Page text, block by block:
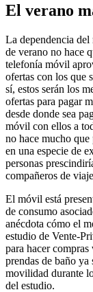
El verano
La dependencia
de verano no hace
telefonía móvil
ofertas con los que
sí, estos serán los
ofertas para pagar
desde donde sea
móvil con ellos a
no hace mucho
en una especie de
personas
compañeros de
El móvil está
de consumo
anécdota cómo el
estudio de Vente-
para hacer
prendas de baño
movilidad durante
del estudio.